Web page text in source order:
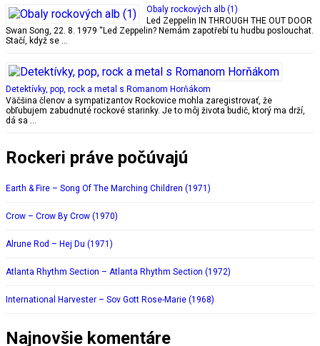
Obaly rockových alb (1)
Led Zeppelin IN THROUGH THE OUT DOOR
Swan Song, 22. 8. 1979 “Led Zeppelin? Nemám zapotřebí tu hudbu poslouchat.
Stačí, když se …
Detektívky, pop, rock a metal s Romanom Horňákom
Väčšina členov a sympatizantov Rockovice mohla zaregistrovať, že
obľubujem zabudnuté rockové starinky. Je to môj života budič, ktorý ma drží,
dá sa …
Rockeri práve počúvajú
Earth & Fire – Song Of The Marching Children (1971)
Crow – Crow By Crow (1970)
Alrune Rod – Hej Du (1971)
Atlanta Rhythm Section – Atlanta Rhythm Section (1972)
International Harvester – Sov Gott Rose-Marie (1968)
Najnovšie komentáre